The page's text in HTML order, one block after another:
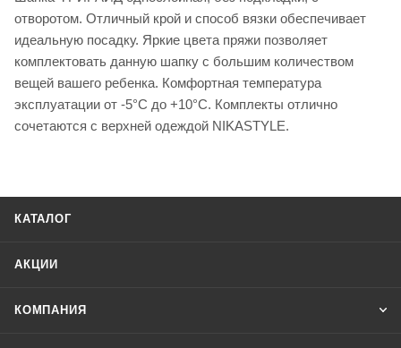
отворотом. Отличный крой и способ вязки обеспечивает
идеальную посадку. Яркие цвета пряжи позволяет
комплектовать данную шапку с большим количеством
вещей вашего ребенка. Комфортная температура
эксплуатации от -5°С до +10°С. Комплекты отлично
сочетаются с верхней одеждой NIKASTYLE.
КАТАЛОГ
АКЦИИ
КОМПАНИЯ